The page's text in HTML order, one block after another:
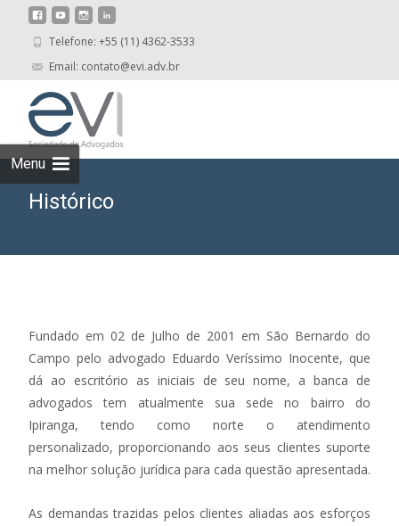
Telefone: +55 (11) 4362-3533
Email: contato@evi.adv.br
Menu
Histórico
Fundado em 02 de Julho de 2001 em São Bernardo do
Campo pelo advogado Eduardo Veríssimo Inocente, que
dá ao escritório as iniciais de seu nome, a banca de
advogados tem atualmente sua sede no bairro do
Ipiranga, tendo como norte o atendimento
personalizado, proporcionando aos seus clientes suporte
na melhor solução jurídica para cada questão apresentada.
As demandas trazidas pelos clientes aliadas aos esforços